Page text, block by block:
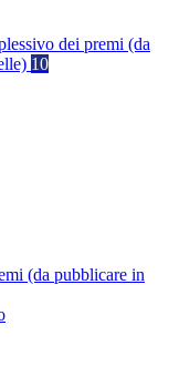
dei premi (da
10
(da pubblicare in